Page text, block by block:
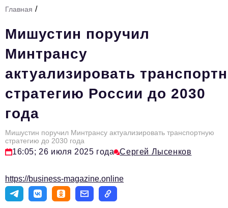
Тема номера
HR
Персона номера
Инфраструктура развития
Технологии и тренды
Туризм
Импортозамещение
Авторские материалы
Главная /
Мишустин поручил
Минтрансу
актуализировать
стратегию России до 2030
года
Мишустин поручил Минтрансу актуализировать транспортную
стратегию до 2030 года
16:05; 26 июля 2025 года Сергей Лысенков
https://business-magazine.online